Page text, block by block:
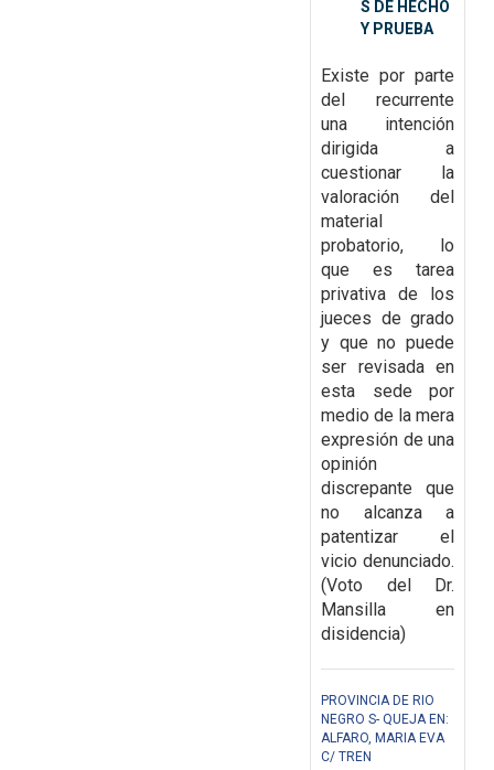
S DE HECHO
Y PRUEBA
Existe por parte
del recurrente
una intención
dirigida a
cuestionar la
valoración del
material
probatorio, lo
que es tarea
privativa de los
jueces de grado
y que no puede
ser revisada en
esta sede por
medio de la mera
expresión de una
opinión
discrepante que
no alcanza a
patentizar el
vicio denunciado.
(Voto del Dr.
Mansilla en
disidencia)
PROVINCIA DE RIO
NEGRO S- QUEJA EN:
ALFARO, MARIA EVA
C/ TREN